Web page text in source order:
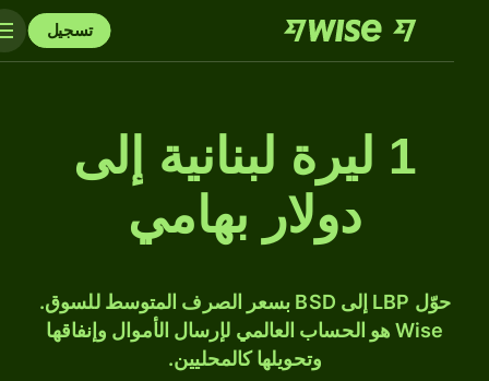
تسجيل
1 ليرة لبنانية إلى
دولار بهامي
حوّل LBP إلى BSD بسعر الصرف المتوسط للسوق.
Wise هو الحساب العالمي لإرسال الأموال وإنفاقها
وتحويلها كالمحليين.